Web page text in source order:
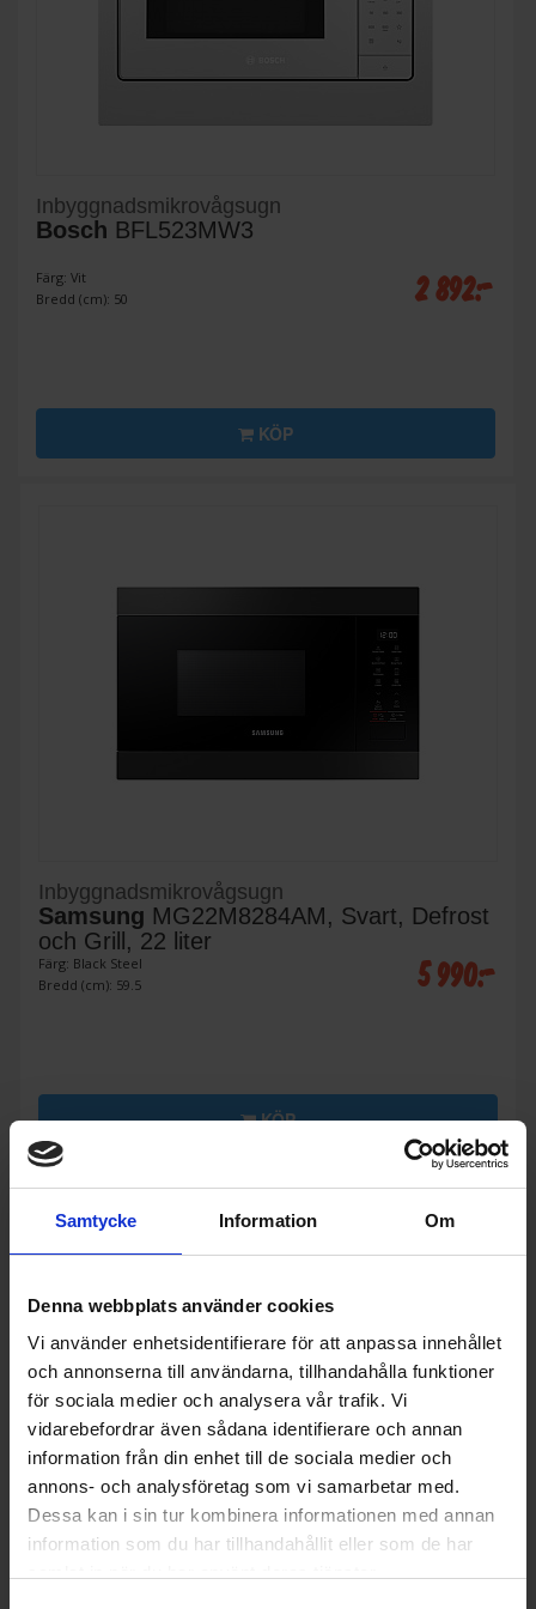
Samtycke Information Om
Denna webbplats använder cookies
Vi använder enhetsidentifierare för att anpassa innehållet
och annonserna till användarna, tillhandahålla funktioner
för sociala medier och analysera vår trafik. Vi
vidarebefordrar även sådana identifierare och annan
information från din enhet till de sociala medier och
annons- och analysföretag som vi samarbetar med.
Dessa kan i sin tur kombinera informationen med annan
information som du har tillhandahållit eller som de har
Inbyggnadsmikrovågsugn
Bosch BFL523MW3
Färg: Vit
Bredd (cm): 50
2 892:-
KÖP
Inbyggnadsmikrovågsugn
Samsung MG22M8284AM, Svart, Defrost
och Grill, 22 liter
Färg: Black Steel
Bredd (cm): 59.5
5 990:-
KÖP
20%
Inbyggnadsmikrovågsugn